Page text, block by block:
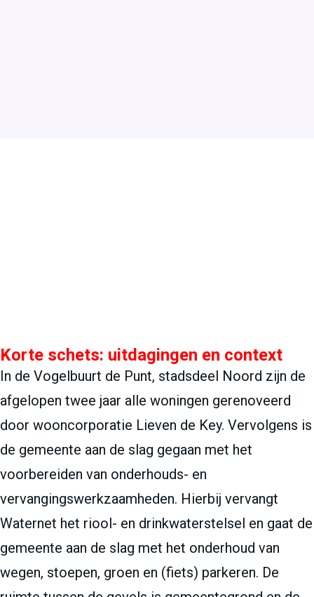
Korte schets: uitdagingen en context
In de Vogelbuurt de Punt, stadsdeel Noord zijn de
afgelopen twee jaar alle woningen gerenoveerd
door wooncorporatie Lieven de Key. Vervolgens is
de gemeente aan de slag gegaan met het
voorbereiden van onderhouds- en
vervangingswerkzaamheden. Hierbij vervangt
Waternet het riool- en drinkwaterstelsel en gaat de
gemeente aan de slag met het onderhoud van
wegen, stoepen, groen en (fiets) parkeren. De